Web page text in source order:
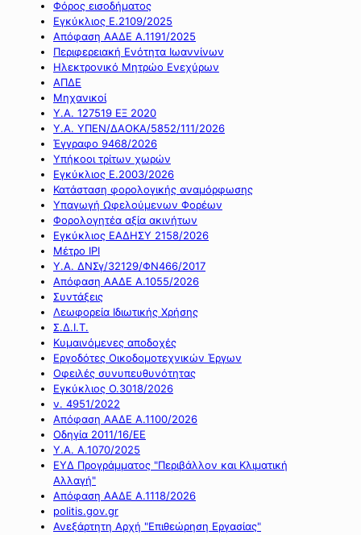
Φόρος εισοδήματος
Εγκύκλιος Ε.2109/2025
Απόφαση ΑΑΔΕ Α.1191/2025
Περιφερειακή Ενότητα Ιωαννίνων
Ηλεκτρονικό Μητρώο Ενεχύρων
ΑΠΔΕ
Μηχανικοί
Υ.Α. 127519 ΕΞ 2020
Υ.Α. ΥΠΕΝ/ΔΑΟΚΑ/5852/111/2026
Έγγραφο 9468/2026
Υπήκοοι τρίτων χωρών
Εγκύκλιος Ε.2003/2026
Κατάσταση φορολογικής αναμόρφωσης
Υπαγωγή Ωφελούμενων Φορέων
Φορολογητέα αξία ακινήτων
Εγκύκλιος ΕΑΔΗΣΥ 2158/2026
Μέτρο IPI
Υ.Α. ΔΝΣγ/32129/ΦΝ466/2017
Απόφαση ΑΑΔΕ Α.1055/2026
Συντάξεις
Λεωφορεία Ιδιωτικής Χρήσης
Σ.Δ.Ι.Τ.
Κυμαινόμενες αποδοχές
Εργοδότες Οικοδομοτεχνικών Έργων
Οφειλές συνυπευθυνότητας
Εγκύκλιος Ο.3018/2026
ν. 4951/2022
Απόφαση ΑΑΔΕ Α.1100/2026
Οδηγία 2011/16/ΕΕ
Υ.Α. Α.1070/2025
ΕΥΔ Προγράμματος "Περιβάλλον και Κλιματική
Αλλαγή"
Απόφαση ΑΑΔΕ Α.1118/2026
politis.gov.gr
Ανεξάρτητη Αρχή "Επιθεώρηση Εργασίας"